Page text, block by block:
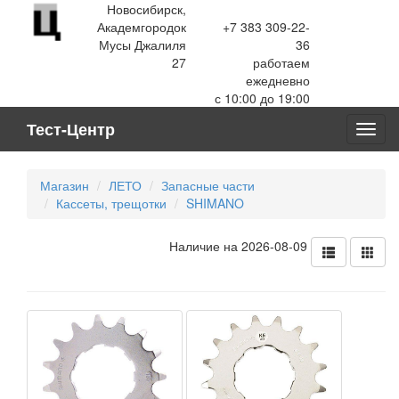
Новосибирск,
Академгородок
Мусы Джалиля
27
+7 383 309-22-
36
работаем
ежедневно
с 10:00 до 19:00
Тест-Центр
Магазин ЛЕТО
Запасные части
Кассеты, трещотки
SHIMANO
Наличие на 2026-08-09